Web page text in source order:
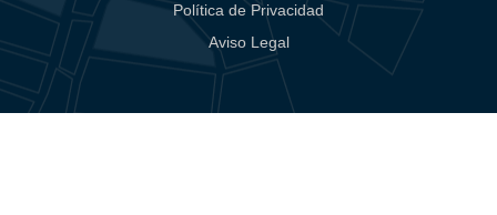
Política de Privacidad
Aviso Legal